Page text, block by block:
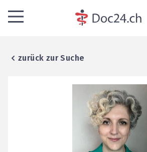
zurück zur Suche